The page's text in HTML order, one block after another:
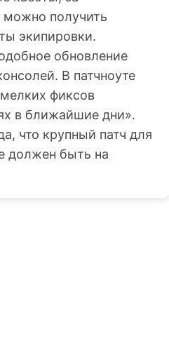
можно получить
экипировки.
обновление
В патчноуте
фиксов
в ближайшие дни».
что крупный патч для
должен быть на